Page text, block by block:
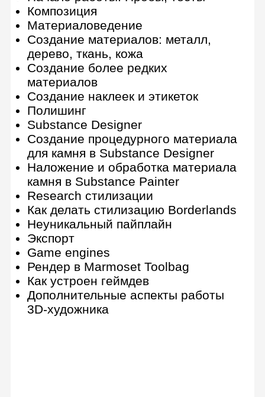
Дополнительные курсы
Blender
13 практических заданий
Интерфейс и возможности
Полигональное моделирование и
сглаживание
Процедурное моделирование
Скульптинг
Анимация и симуляция
UV-развертка
Текстура и материалы
Визуализация и освещение
Визуализация в Octane Render